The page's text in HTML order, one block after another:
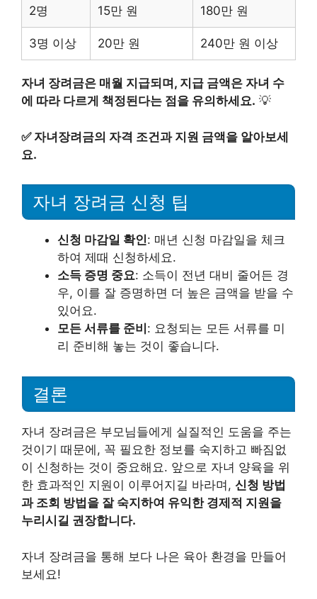
2명 15만 원 180만 원
3명 이상 20만 원 240만 원 이상
자녀 장려금은 매월 지급되며, 지급 금액은 자녀 수
에 따라 다르게 책정된다는 점을 유의하세요. 💡
✅ 자녀장려금의 자격 조건과 지원 금액을 알아보세
요.
자녀 장려금 신청 팁
신청 마감일 확인: 매년 신청 마감일을 체크
하여 제때 신청하세요.
소득 증명 중요: 소득이 전년 대비 줄어든 경
우, 이를 잘 증명하면 더 높은 금액을 받을 수
있어요.
모든 서류를 준비 : 요청되는 모든 서류를 미
리 준비해 놓는 것이 좋습니다.
결론
자녀 장려금은 부모님들에게 실질적인 도움을 주는
것이기 때문에, 꼭 필요한 정보를 숙지하고 빠짐없
이 신청하는 것이 중요해요. 앞으로 자녀 양육을 위
한 효과적인 지원이 이루어지길 바라며, 신청 방법
과 조회 방법을 잘 숙지하여 유익한 경제적 지원을
누리시길 권장합니다.
자녀 장려금을 통해 보다 나은 육아 환경을 만들어
보세요!